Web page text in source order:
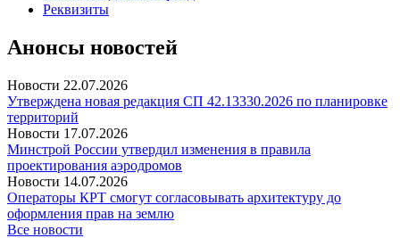
Реквизиты
Анонсы новостей
Новости 22.07.2026
Утверждена новая редакция СП 42.13330.2026 по планировке
территорий
Новости 17.07.2026
Минстрой России утвердил изменения в правила
проектирования аэродромов
Новости 14.07.2026
Операторы КРТ смогут согласовывать архитектуру до
оформления прав на землю
Все новости